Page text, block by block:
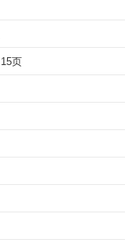
15页